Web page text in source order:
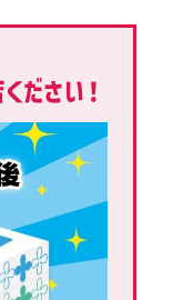
ださい！